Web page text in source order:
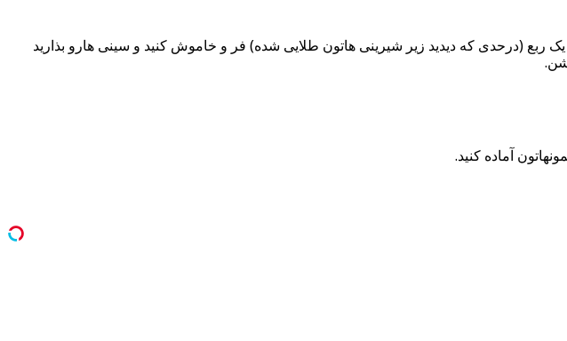
فر و بعد حرارت فر و بیارین روی 160 درجه. بعد از ده دقیقه تا یک ربع (درحدی که دیدید زیر شیرینی هاتون طلایی شده) فر و خاموش کنید و سینی هارو بذارید
آماده کنید.